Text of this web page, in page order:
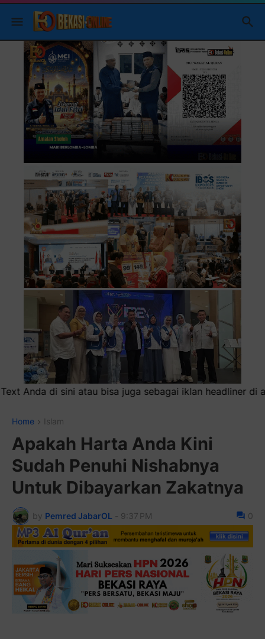
sebagai iklan headliner di atas (600x100)px
Home Islam
Apakah Harta Anda Kini
Sudah Penuhi Nishabnya
Untuk Dibayarkan Zakatnya
by Pemred JabarOL - 9:37 PM 0